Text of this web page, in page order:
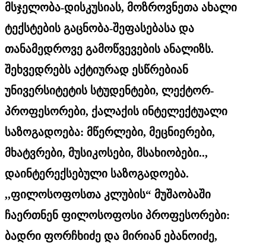
მსჯელობა-დისკუსიას, მოზროვნეთა ახალი
ტექსტების გაცნობა-შეფასებასა და
თანამედროვე გამოწვევების ანალიზს.
შეხვედრებს აქტიურად ესწრებიან
უნივერსიტეტის სტუდენტები, ლექტორ-
პროფესორები, ქალაქის ინტელექტუალი
საზოგადოება: მწერლები, მეცნიერები,
მხატვრები, მუსიკოსები, მსახიობები..,
დაინტერექსებული საზოგადოება.
,,ფილოსოფოსთა კლუბის“ მუშაობაში
ჩაერთნენ ფილოსოფოსი პროფესორები:
ბადრი ფორჩხიძე და მირიან ებანოიძე,